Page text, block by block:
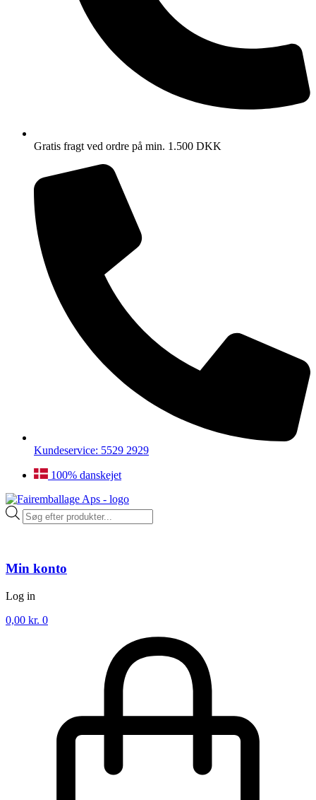
Gratis fragt ved ordre på min. 1.500 DKK
Kundeservice: 5529 2929
100% danskejet
Products
search
Min konto
Log in
0,00 kr. 0